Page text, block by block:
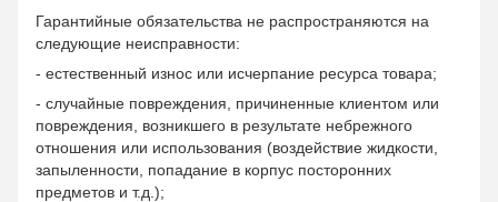
Гарантийные обязательства не распространяются на
следующие неисправности:
- естественный износ или исчерпание ресурса товара;
- случайные повреждения, причиненные клиентом или
повреждения, возникшего в результате небрежного
отношения или использования (воздействие жидкости,
запыленности, попадание в корпус посторонних
предметов и т.д.);